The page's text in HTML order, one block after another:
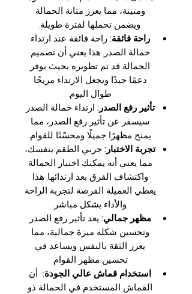
ومتينة، مما يعزز متانة الحمالة
ويضمن تحملها لفترة طويلة.
راحة فائقة:راحة فائقة عند ارتداء
حمالة الصدر. هذا يعني أن تصميم
الحمالة قد تم تطويره بحيث يوفر
دعمًا جيدًا ويجعل الارتداء مريحًا
طوال اليوم.
تأثير رفع الصدر: ارتداء حمالة الصدر
سيسفر عن تأثير رفع الصدر، مما
يمنح مظهرًا جميلًا ومحسّنًا للقوام.
تجربة الاختبار:جربي الطقم بنفسك،
مما يعني أنه يمكنك اختبار الحمالة
واكتشاف الفرق بعد ارتدائها. هذا
يعطي العميلة الفرصة لتجربة الراحة
والأداء بشكل مباشر.
مظهر جمالي: يعد تأثير رفع الصدر
وتحسين شكله ميزة جمالية، مما
يعزز الثقة بالنفس ويساعد في
تحسين مظهر القوام.
استخدام قماش عالي الجودة: أن
القماش المستخدم في الحمالة ذو